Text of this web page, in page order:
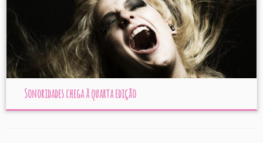
Sonoridades chega à quarta edição